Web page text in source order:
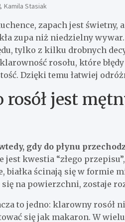
Kamila Stasiak
zapach jest świetny,
zupa niż niedzielny
tylko z kilku drobnych
rosołu, które
Dzięki temu łatwiej
rosół jest
gdy do płynu
jest kwestia “złego
białka ścinają się w formie
się na powierzchni, zostaje
to jedno: klarowny rosół
się jak makaron. W